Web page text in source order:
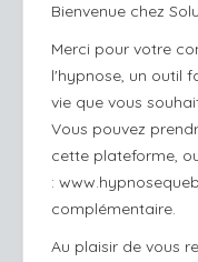
Bienvenue chez
Merci pour votre
l'hypnose, un outil
vie que vous
Vous pouvez
cette plateforme,
:
complémentaire.
Au plaisir de vous